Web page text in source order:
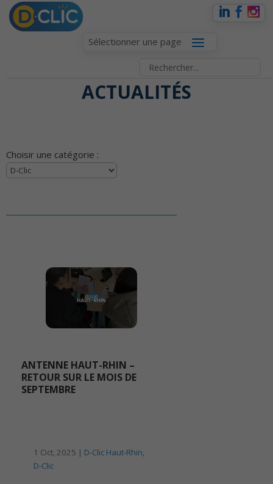
Sélectionner une page
ACTUALITÉS
Choisir une catégorie :
ANTENNE HAUT-RHIN –
RETOUR SUR LE MOIS DE
SEPTEMBRE
1 Oct, 2025 | D-Clic Haut-Rhin,
D-Clic